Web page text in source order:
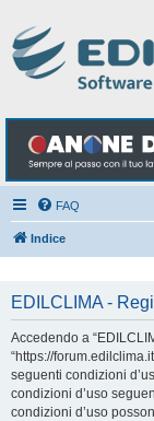
FAQ
Indice
EDILCLIMA -
Accedendo a
“https://
seguenti condizioni
condizioni d’uso
condizioni d’uso